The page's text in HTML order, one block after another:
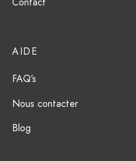
AIDE
FAQ’s
Nous contacter
Blog